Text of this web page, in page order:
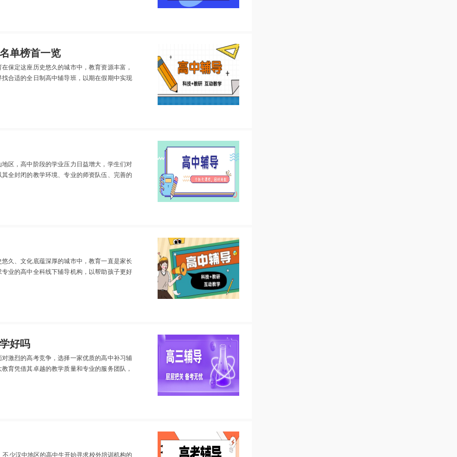
单榜首一览
保定这座历史悠久的城市中，教育资源丰富，
合适的全日制高中辅导班，以期在假期中实现
区，高中阶段的学业压力日益增大，学生们对
全封闭的教学环境、专业的师资队伍、完善的
久、文化底蕴深厚的城市中，教育一直是家长
业的高中全科线下辅导机构，以帮助孩子更好
好吗
激烈的高考竞争，选择一家优质的高中补习辅
育凭借其卓越的教学质量和专业的服务团队，
少汉中地区的高中生开始寻求校外培训机构的